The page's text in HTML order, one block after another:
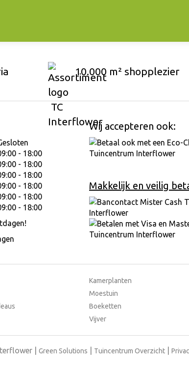
10.000 m² shopplezier
- 18:00
- 18:00
- 18:00
- 18:00
- 18:00
- 18:00
Wij accepteren ook:
Makkelijk en veilig
Kamerplanten
Moestuin
Boeketten
Vijver
Green Solutions Tuincentrum Overzicht